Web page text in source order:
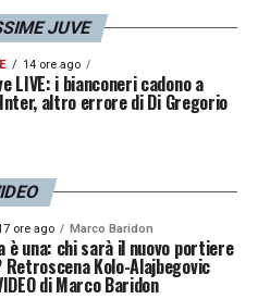
Quando cerchi di
nuove la situazione si
esattamente
e un tecnico
TOP NEWS
JUVE
14 ore ago
LIVE: i bianconeri cadono a
altro errore di Di Gregorio
ore ago Marco Baridon
è una: chi sarà il nuovo portiere
Retroscena Kolo-Alajbegovic
di Marco Baridon